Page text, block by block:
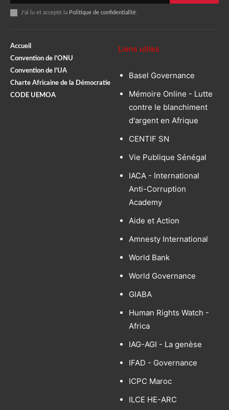
J'ai lu et accepté la Politique de confidentialité
Accueil
Convention de l’ONU
Convention de l’UA
Charte Africaine de la Démocratie
CODE UEMOA
Liens utiles
Basel Governance
Mémoire Online - Lutte
contre le blanchiment
d'argent en Afrique
CENTIF SN
Vie Publique Sénégal
IACA - International
Anti-Corruption
Academy
Aide et Action
Amnesty International
World Bank
World Governance
GIABA
Human Rights Watch -
Africa
IAG-AGI - La genèse
IFAD - Governance
ICPC Maroc
ILCE HE-ARC